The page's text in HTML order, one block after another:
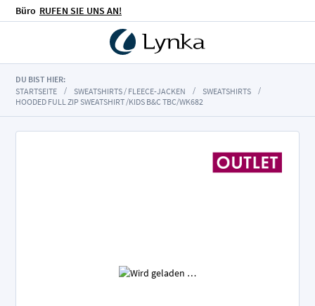
Büro RUFEN SIE UNS AN!
DU BIST HIER:
STARTSEITE
SWEATSHIRTS / FLEECE-JACKEN
SWEATSHIRTS
HOODED FULL ZIP SWEATSHIRT /KIDS B&C TBC/WK682